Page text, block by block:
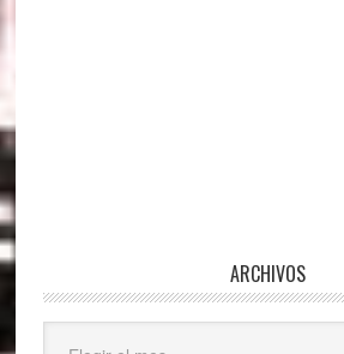
ARCHIVOS